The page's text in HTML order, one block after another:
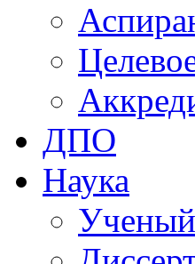
ДПО
Наука
Ученый